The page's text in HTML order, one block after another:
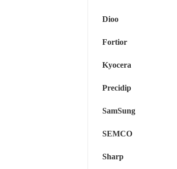
Dioo
Fortior
Kyocera
Precidip
SamSung
SEMCO
Sharp